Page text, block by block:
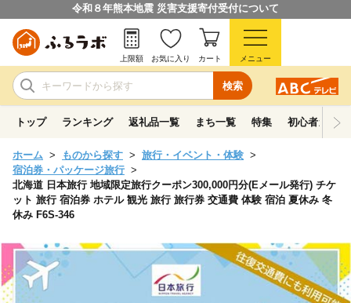
令和８年熊本地震 災害支援寄付受付について
検索
上限額 お気に入り カート メニュー
トップ ランキング 返礼品一覧 まち一覧 特集 初心者ガイド
ホーム ものから探す
旅行・イベント・体験
宿泊券・パッケージ旅行
北海道 日本旅行 地域限定旅行クーポン300,000円分(Eメール発行) チケ
ット 旅行 宿泊券 ホテル 観光 旅行 旅行券 交通費 体験 宿泊 夏休み 冬
休み F6S-346